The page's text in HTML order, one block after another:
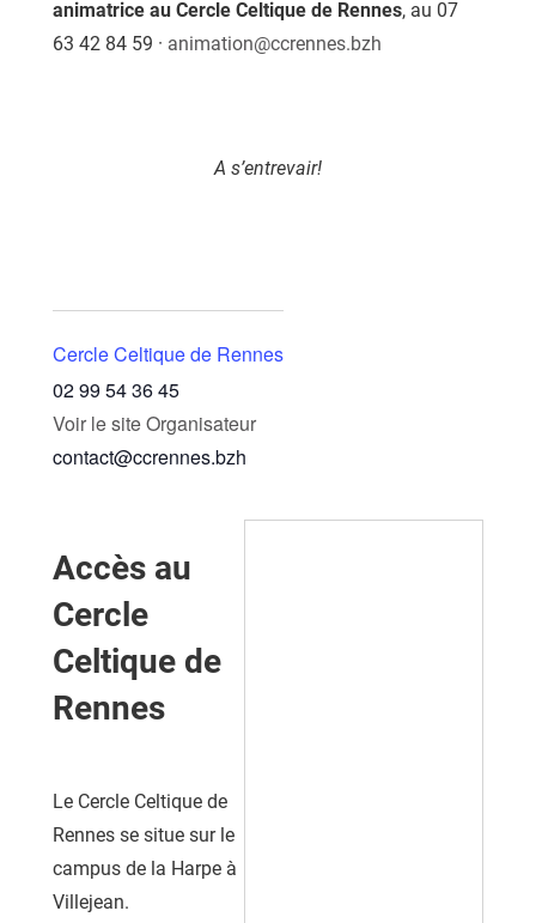
animatrice au Cercle Celtique de Rennes, au 07
63 42 84 59 · animation@ccrennes.bzh
A s’entrevair!
Cercle Celtique de Rennes
02 99 54 36 45
Voir le site Organisateur
contact@ccrennes.bzh
Accès au
Cercle
Celtique de
Rennes
Le Cercle Celtique de
Rennes se situe sur le
campus de la Harpe à
Villejean.